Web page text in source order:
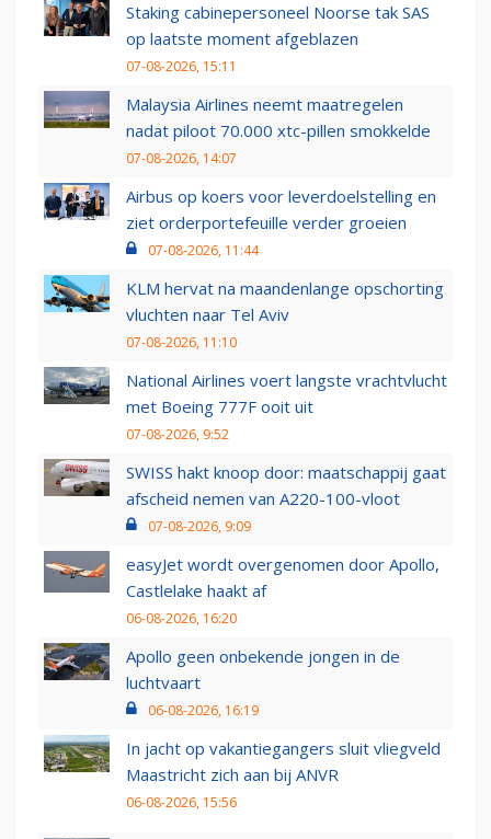
Staking cabinepersoneel Noorse tak SAS
op laatste moment afgeblazen
07-08-2026, 15:11
Malaysia Airlines neemt maatregelen
nadat piloot 70.000 xtc-pillen smokkelde
07-08-2026, 14:07
Airbus op koers voor leverdoelstelling en
ziet orderportefeuille verder groeien
07-08-2026, 11:44
KLM hervat na maandenlange opschorting
vluchten naar Tel Aviv
07-08-2026, 11:10
National Airlines voert langste vrachtvlucht
met Boeing 777F ooit uit
07-08-2026, 9:52
SWISS hakt knoop door: maatschappij gaat
afscheid nemen van A220-100-vloot
07-08-2026, 9:09
easyJet wordt overgenomen door Apollo,
Castlelake haakt af
06-08-2026, 16:20
Apollo geen onbekende jongen in de
luchtvaart
06-08-2026, 16:19
In jacht op vakantiegangers sluit vliegveld
Maastricht zich aan bij ANVR
06-08-2026, 15:56